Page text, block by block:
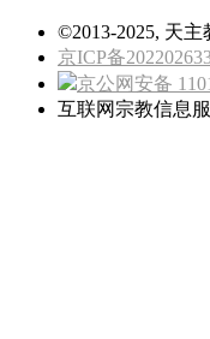
©2013-2025, 天
京ICP备
京公网安备
互联网宗教信息